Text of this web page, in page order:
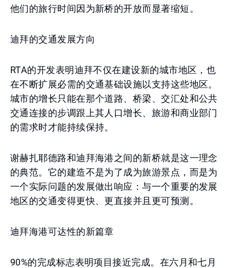
他们的旅行时间因为新桥的开放而显著缩短。
迪拜的交通发展方向
RTA的开发表明迪拜不仅在建设新的城市地区，也
在不断扩展必需的交通基础设施以支持这些地区。
城市的增长只能在那个道路、桥梁、交汇处和公共
交通连接的步调跟上其人口增长、旅游和商业部门
的需求时才能持续保持。
谢赫扎耶德路和迪拜海港之间的新桥就是这一理念
的典范。它的建造不是为了成为旅游景点，而是为
一个实际问题的发展做出响应：与一个重要的发展
地区的交通变得更快、更直接并且更可预测。
迪拜海港可达性的新篇章
90%的完成标志表明项目接近完成。在六月和七月